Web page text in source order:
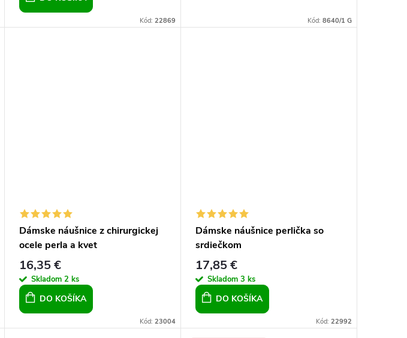
Kód: 22869 Kód: 8640/1 G
Dámske náušnice z chirurgickej
ocele perla a kvet
16,35 €
Skladom 2 ks
DO KOŠÍKA
Kód: 23004
Dámske náušnice perlička so
srdiečkom
17,85 €
Skladom 3 ks
DO KOŠÍKA
Kód: 22992